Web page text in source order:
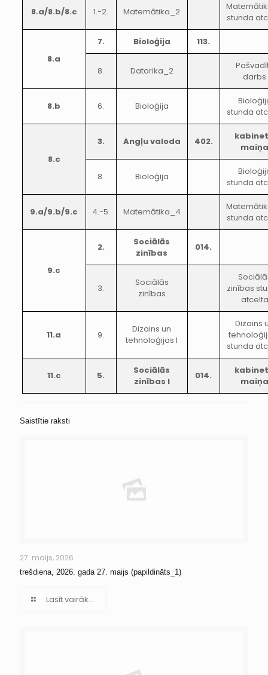
8.a/8.b/8.c 1.-2. Matemātika_2
stunda
8.a
7. Bioloģija 113.
8. Datorika_2
darbs
8.b 6. Bioloģija
stunda
8.c
3. Angļu valoda 402.
8. Bioloģija
stunda
9.a/9.b/9.c 4.-5. Matemātika_4
stunda
9.c
2.
Sociālās
zinības
014.
3.
Sociālās
zinības
zinības
atcelta
11.a 9.
Dizains un
tehnoloģijas I
Dizains
stunda
11.c 5.
Sociālās
zinības I
014.
Saistītie raksti
27. maijs, 2026
trešdiena, 2026. gada 27. maijs (papildināts_1)
Lasīt vairāk...